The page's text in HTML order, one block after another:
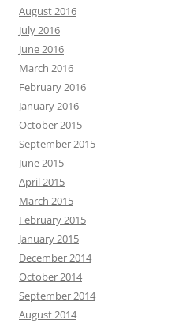
August 2016
July 2016
June 2016
March 2016
February 2016
January 2016
October 2015
September 2015
June 2015
April 2015
March 2015
February 2015
January 2015
December 2014
October 2014
September 2014
August 2014